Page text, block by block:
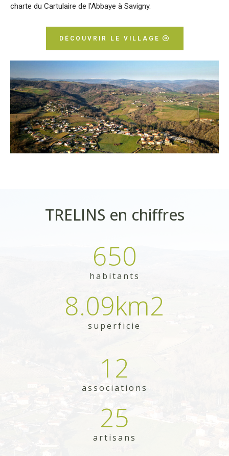
charte du Cartulaire de l’Abbaye à Savigny.
DÉCOUVRIR LE VILLAGE
TRELINS en chiffres
650
habitants
8.09km2
superficie
12
associations
25
artisans